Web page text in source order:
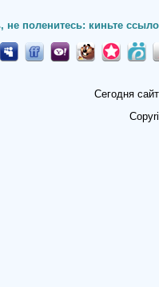
не поленитесь: киньте
Сегодня